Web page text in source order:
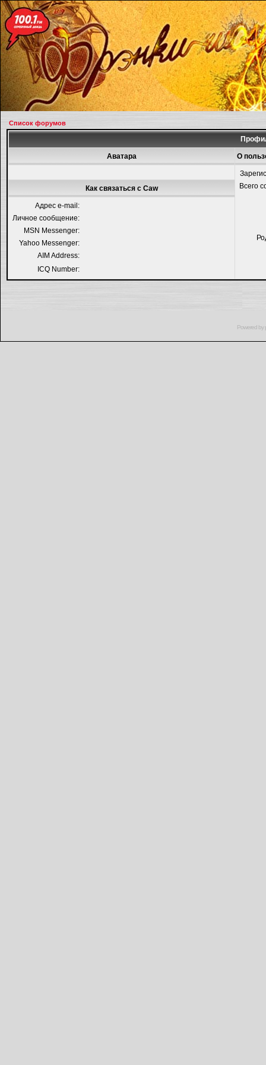
Список форумов
Аватара О
Всего
Как связаться с Caw
Адрес e-mail:
Личное сообщение:
MSN Messenger:
Yahoo Messenger:
AIM Address:
ICQ Number:
Powered by